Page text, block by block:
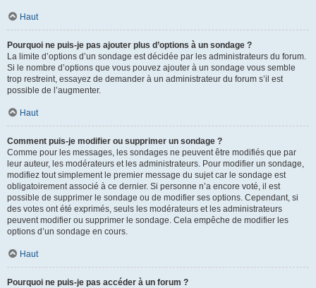
Haut
Pourquoi ne puis-je pas ajouter plus d’options à un sondage ?
La limite d’options d’un sondage est décidée par les administrateurs du forum.
Si le nombre d’options que vous pouvez ajouter à un sondage vous semble
trop restreint, essayez de demander à un administrateur du forum s’il est
possible de l’augmenter.
Haut
Comment puis-je modifier ou supprimer un sondage ?
Comme pour les messages, les sondages ne peuvent être modifiés que par
leur auteur, les modérateurs et les administrateurs. Pour modifier un sondage,
modifiez tout simplement le premier message du sujet car le sondage est
obligatoirement associé à ce dernier. Si personne n’a encore voté, il est
possible de supprimer le sondage ou de modifier ses options. Cependant, si
des votes ont été exprimés, seuls les modérateurs et les administrateurs
peuvent modifier ou supprimer le sondage. Cela empêche de modifier les
options d’un sondage en cours.
Haut
Pourquoi ne puis-je pas accéder à un forum ?